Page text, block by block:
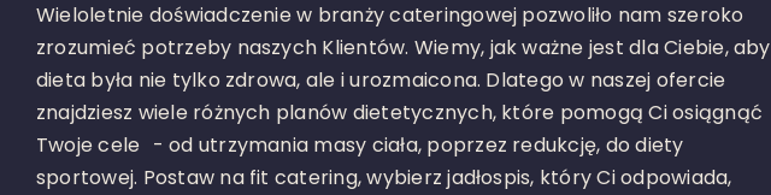
Wieloletnie doświadczenie w branży cateringowej pozwoliło nam szeroko
zrozumieć potrzeby naszych Klientów. Wiemy, jak ważne jest dla Ciebie, aby
dieta była nie tylko zdrowa, ale i urozmaicona. Dlatego w naszej ofercie
znajdziesz wiele różnych planów dietetycznych, które pomogą Ci osiągnąć
Twoje cele - od utrzymania masy ciała, poprzez redukcję, do diety
sportowej. Postaw na fit catering, wybierz jadłospis, który Ci odpowiada,